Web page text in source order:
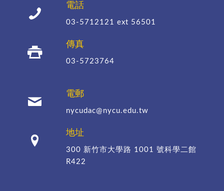
電話
03-5712121 ext 56501
傳真
03-5723764
電郵
nycudac@nycu.edu.tw
地址
300 新竹市大學路 1001 號科學二館
R422